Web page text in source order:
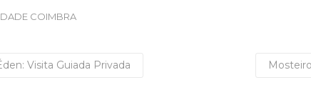
COIMBRA
Visita Guiada Privada